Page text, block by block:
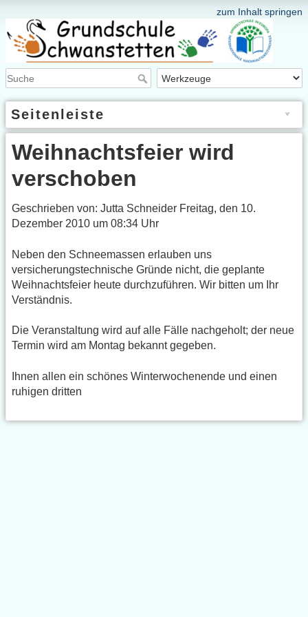
zum Inhalt springen
Seitenleiste
Weihnachtsfeier wird
verschoben
Geschrieben von: Jutta Schneider Freitag, den 10.
Dezember 2010 um 08:34 Uhr
Neben den Schneemassen erlauben uns
versicherungstechnische Gründe nicht, die geplante
Weihnachtsfeier heute durchzuführen. Wir bitten um Ihr
Verständnis.
Die Veranstaltung wird auf alle Fälle nachgeholt; der neue
Termin wird am Montag bekannt gegeben.
Ihnen allen ein schönes Winterwochenende und einen
ruhigen dritten